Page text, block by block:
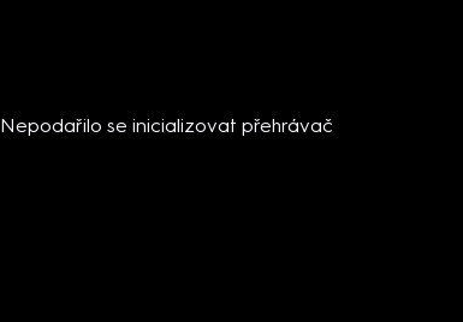
Nepodařilo se inicializovat přehrávač